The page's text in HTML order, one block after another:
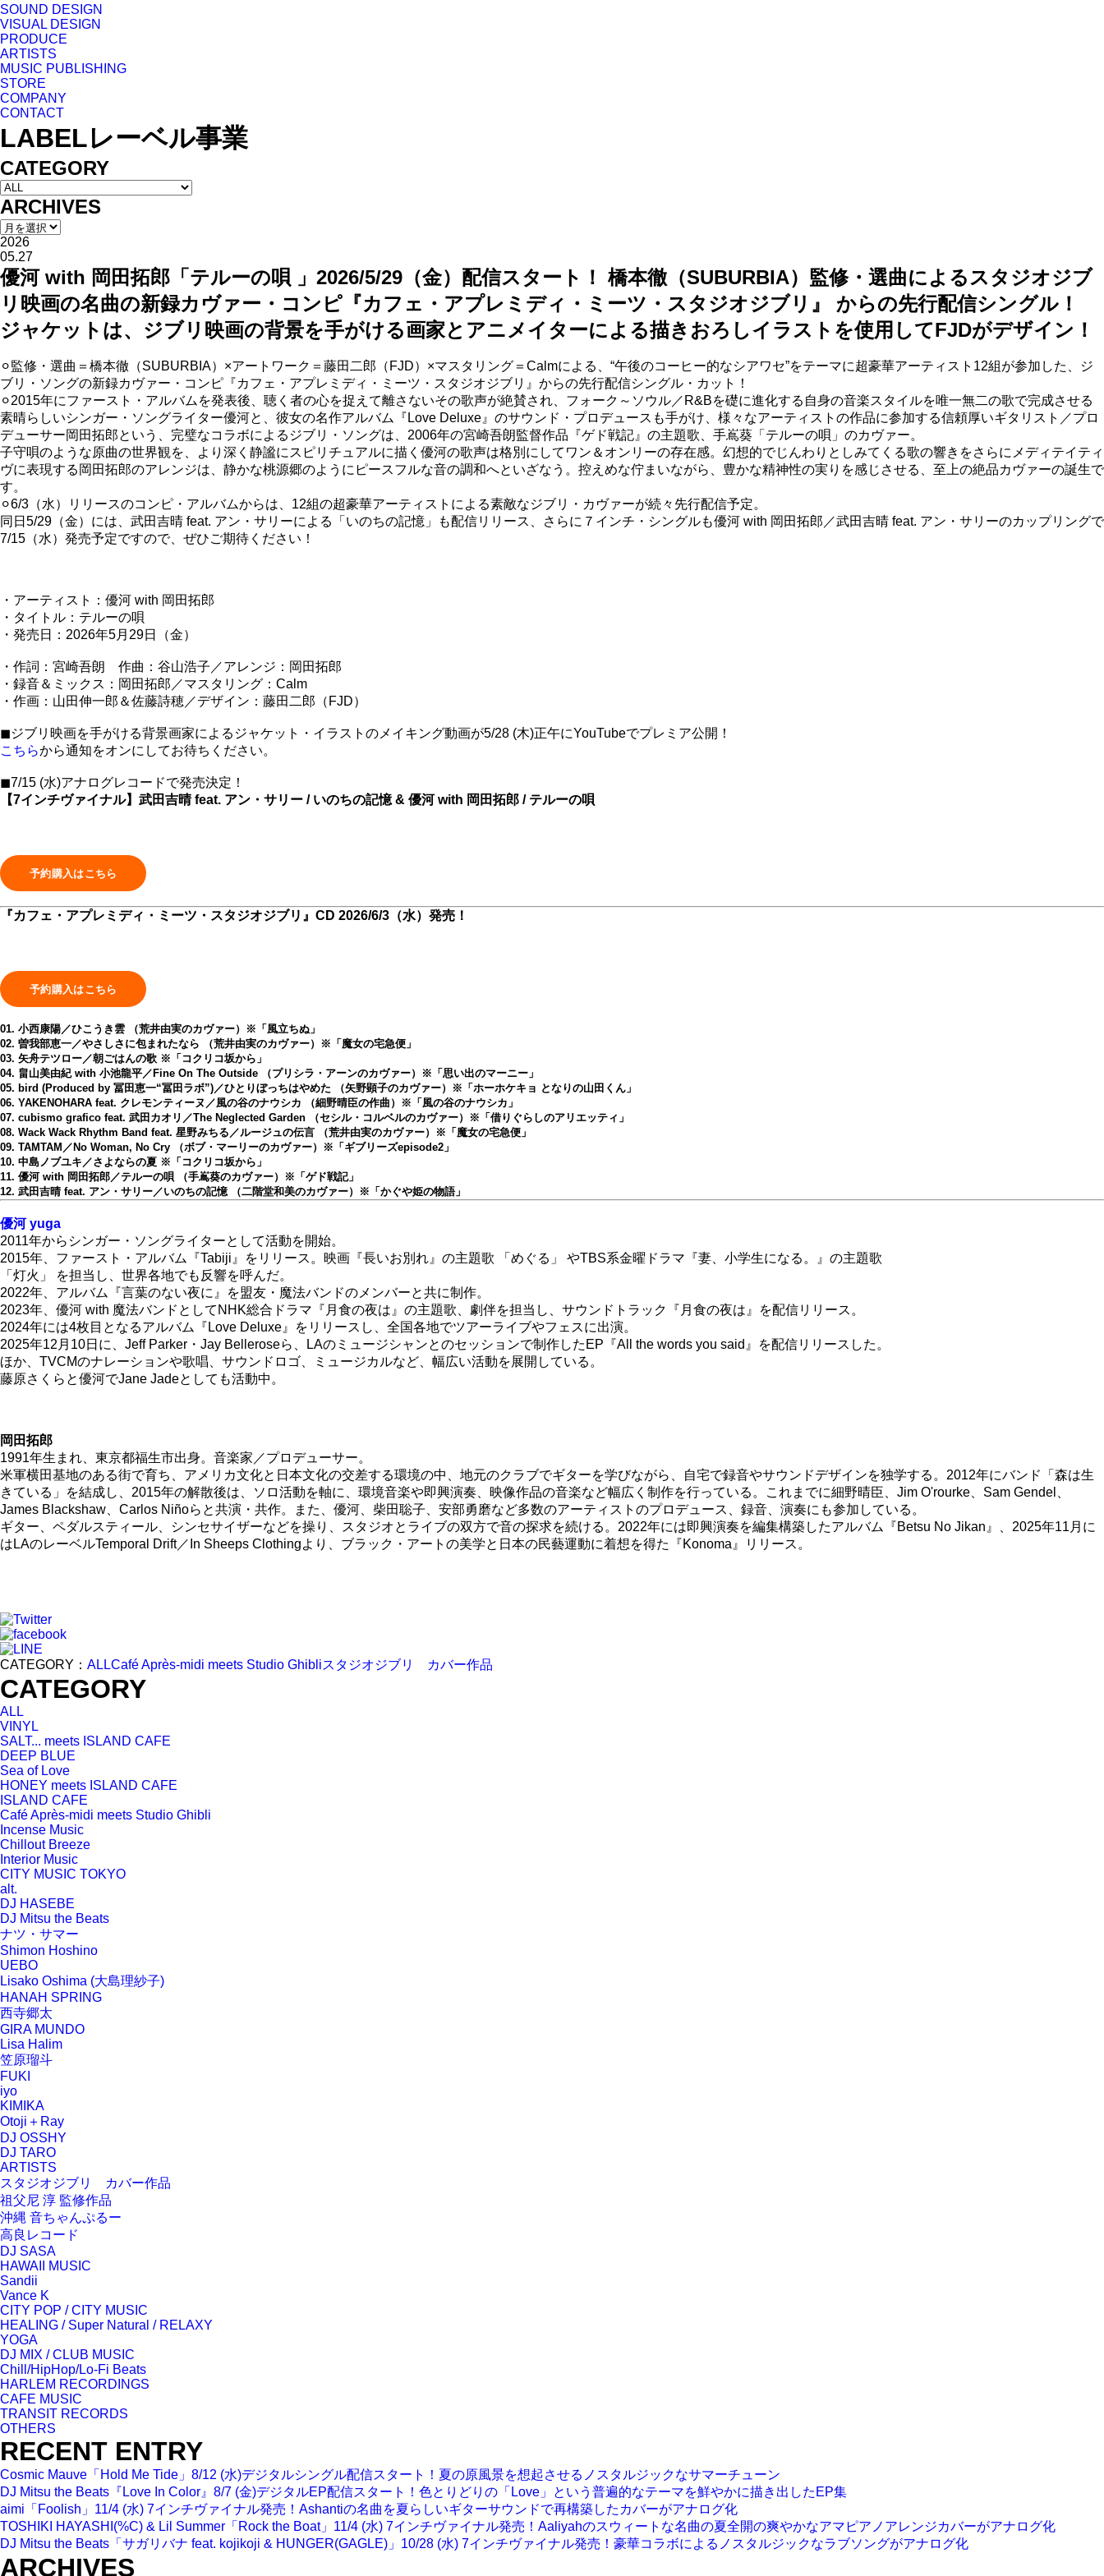
SOUND DESIGN
VISUAL DESIGN
PRODUCE
ARTISTS
MUSIC PUBLISHING
STORE
COMPANY
CONTACT
LABELレーベル事業
CATEGORY
ARCHIVES
2026
05.27
優河 with 岡田拓郎「テルーの唄 」2026/5/29（金）配信スタート！ 橋本徹（SUBURBIA）監修・選曲によるスタジオジブ
リ映画の名曲の新録カヴァー・コンピ『カフェ・アプレミディ・ミーツ・スタジオジブリ』 からの先行配信シングル！
ジャケットは、ジブリ映画の背景を手がける画家とアニメイターによる描きおろしイラストを使用してFJDがデザイン！
⚪︎監修・選曲＝橋本徹（SUBURBIA）×アートワーク＝藤田二郎（FJD）×マスタリング＝Calmによる、“午後のコーヒー的なシアワセ”をテーマに超豪華アーティスト12組が参加した、ジ
ブリ・ソングの新録カヴァー・コンピ『カフェ・アプレミディ・ミーツ・スタジオジブリ』からの先行配信シングル・カット！
⚪︎2015年にファースト・アルバムを発表後、聴く者の心を捉えて離さないその歌声が絶賛され、フォーク～ソウル／R&Bを礎に進化する自身の音楽スタイルを唯一無二の歌で完成させる
素晴らしいシンガー・ソングライター優河と、彼女の名作アルバム『Love Deluxe』のサウンド・プロデュースも手がけ、様々なアーティストの作品に参加する信頼厚いギタリスト／プロ
デューサー岡田拓郎という、完璧なコラボによるジブリ・ソングは、2006年の宮崎吾朗監督作品『ゲド戦記』の主題歌、手嶌葵「テルーの唄」のカヴァー。
子守唄のような原曲の世界観を、より深く静謐にスピリチュアルに描く優河の歌声は格別にしてワン＆オンリーの存在感。幻想的でじんわりとしみてくる歌の響きをさらにメディテイティ
ヴに表現する岡田拓郎のアレンジは、静かな桃源郷のようにピースフルな音の調和へといざなう。控えめな佇まいながら、豊かな精神性の実りを感じさせる、至上の絶品カヴァーの誕生で
す。
⚪︎6/3（水）リリースのコンピ・アルバムからは、12組の超豪華アーティストによる素敵なジブリ・カヴァーが続々先行配信予定。
同日5/29（金）には、武田吉晴 feat. アン・サリーによる「いのちの記憶」も配信リリース、さらに７インチ・シングルも優河 with 岡田拓郎／武田吉晴 feat. アン・サリーのカップリングで
7/15（水）発売予定ですので、ぜひご期待ください！
・アーティスト：優河 with 岡田拓郎
・タイトル：テルーの唄
・発売日： 2026年5月29日（金）
・作詞：宮崎吾朗 作曲：谷山浩子／アレンジ：岡田拓郎
・録音＆ミックス：岡田拓郎／マスタリング：Calm
・作画：山田伸一郎＆佐藤詩穂／デザイン：藤田二郎（FJD）
◼︎ジブリ映画を手がける背景画家によるジャケット・イラストのメイキング動画が5/28 (木)正午にYouTubeでプレミア公開！
こちらから通知をオンにしてお待ちください。
◼︎7/15 (水)アナログレコードで発売決定！
【7インチヴァイナル】武田吉晴 feat. アン・サリー / いのちの記憶 & 優河 with 岡田拓郎 / テルーの唄
『カフェ・アプレミディ・ミーツ・スタジオジブリ』CD 2026/6/3（水）発売！
01. 小西康陽／ひこうき雲 （荒井由実のカヴァー）※「風立ちぬ」
02. 曽我部恵一／やさしさに包まれたなら （荒井由実のカヴァー）※「魔女の宅急便」
03. 矢舟テツロー／朝ごはんの歌 ※「コクリコ坂から」
04. 畠山美由紀 with 小池龍平／Fine On The Outside （プリシラ・アーンのカヴァー）※「思い出のマーニー」
05. bird (Produced by 冨田恵一“冨田ラボ”)／ひとりぼっちはやめた （矢野顕子のカヴァー）※「ホーホケキョ となりの山田くん」
06. YAKENOHARA feat. クレモンティーヌ／風の谷のナウシカ （細野晴臣の作曲）※「風の谷のナウシカ」
07. cubismo grafico feat. 武田カオリ／The Neglected Garden （セシル・コルベルのカヴァー）※「借りぐらしのアリエッティ」
08. Wack Wack Rhythm Band feat. 星野みちる／ルージュの伝言 （荒井由実のカヴァー）※「魔女の宅急便」
09. TAMTAM／No Woman, No Cry （ボブ・マーリーのカヴァー）※「ギブリーズepisode2」
10. 中島ノブユキ／さよならの夏 ※「コクリコ坂から」
11. 優河 with 岡田拓郎／テルーの唄 （手嶌葵のカヴァー）※「ゲド戦記」
12. 武田吉晴 feat. アン・サリー／いのちの記憶 （二階堂和美のカヴァー）※「かぐや姫の物語」
優河 yuga
2011年からシンガー・ソングライターとして活動を開始。
2015年、ファースト・アルバム『Tabiji』をリリース。映画『⻑いお別れ』の主題歌 「めぐる」 やTBS系金曜ドラマ『妻、小学生になる。』の主題歌
「灯火」 を担当し、世界各地でも反響を呼んだ。
2022年、アルバム『言葉のない夜に』を盟友・魔法バンドのメンバーと共に制作。
2023年、優河 with 魔法バンドとしてNHK総合ドラマ『月食の夜は』の主題歌、劇伴を担当し、サウンドトラック『月食の夜は』を配信リリース。
2024年には4枚目となるアルバム『Love Deluxe』をリリースし、全国各地でツアーライブやフェスに出演。
2025年12月10日に、Jeff Parker・Jay Belleroseら、LAのミュージシャンとのセッションで制作したEP『All the words you said』を配信リリースした。
ほか、TVCMのナレーションや歌唱、サウンドロゴ、ミュージカルなど、幅広い活動を展開している。
藤原さくらと優河でJane Jadeとしても活動中。
岡田拓郎
1991年生まれ、東京都福生市出身。音楽家／プロデューサー。
米軍横田基地のある街で育ち、アメリカ文化と日本文化の交差する環境の中、地元のクラブでギターを学びながら、自宅で録音やサウンドデザインを独学する。2012年にバンド「森は生
きている」を結成し、2015年の解散後は、ソロ活動を軸に、環境音楽や即興演奏、映像作品の音楽など幅広く制作を行っている。これまでに細野晴臣、Jim O'rourke、Sam Gendel、
James Blackshaw、Carlos Niñoらと共演・共作。また、優河、柴田聡子、安部勇磨など多数のアーティストのプロデュース、録音、演奏にも参加している。
ギター、ペダルスティール、シンセサイザーなどを操り、スタジオとライブの双方で音の探求を続ける。2022年には即興演奏を編集構築したアルバム『Betsu No Jikan』、2025年11月に
はLAのレーベルTemporal Drift／In Sheeps Clothingより、ブラック・アートの美学と日本の民藝運動に着想を得た『Konoma』リリース。
CATEGORY： ALLCafé Après-midi meets Studio Ghibliスタジオジブリ カバー作品
CATEGORY
ALL
VINYL
SALT... meets ISLAND CAFE
DEEP BLUE
Sea of Love
HONEY meets ISLAND CAFE
ISLAND CAFE
Café Après-midi meets Studio Ghibli
Incense Music
Chillout Breeze
Interior Music
CITY MUSIC TOKYO
alt.
DJ HASEBE
DJ Mitsu the Beats
ナツ・サマー
Shimon Hoshino
UEBO
Lisako Oshima (大島理紗子)
HANAH SPRING
西寺郷太
GIRA MUNDO
Lisa Halim
笠原瑠斗
FUKI
iyo
KIMIKA
Otoji＋Ray
DJ OSSHY
DJ TARO
ARTISTS
スタジオジブリ カバー作品
祖父尼 淳 監修作品
沖縄 音ちゃんぷるー
高良レコード
DJ SASA
HAWAII MUSIC
Sandii
Vance K
CITY POP / CITY MUSIC
HEALING / Super Natural / RELAXY
YOGA
DJ MIX / CLUB MUSIC
Chill/HipHop/Lo-Fi Beats
HARLEM RECORDINGS
CAFE MUSIC
TRANSIT RECORDS
OTHERS
RECENT ENTRY
Cosmic Mauve「Hold Me Tide」8/12 (水)デジタルシングル配信スタート！夏の原風景を想起させるノスタルジックなサマーチューン
DJ Mitsu the Beats『Love In Color』8/7 (金)デジタルEP配信スタート！色とりどりの「Love」という普遍的なテーマを鮮やかに描き出したEP集
aimi「Foolish」11/4 (水) 7インチヴァイナル発売！Ashantiの名曲を夏らしいギターサウンドで再構築したカバーがアナログ化
TOSHIKI HAYASHI(%C) & Lil Summer「Rock the Boat」11/4 (水) 7インチヴァイナル発売！Aaliyahのスウィートな名曲の夏全開の爽やかなアマピアノアレンジカバーがアナログ化
DJ Mitsu the Beats「サガリバナ feat. kojikoji & HUNGER(GAGLE)」10/28 (水) 7インチヴァイナル発売！豪華コラボによるノスタルジックなラブソングがアナログ化
ARCHIVES